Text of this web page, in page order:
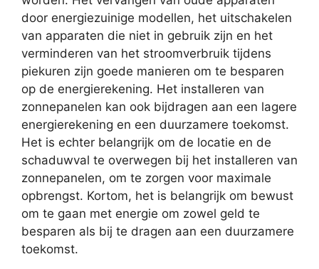
door energiezuinige modellen, het uitschakelen
van apparaten die niet in gebruik zijn en het
verminderen van het stroomverbruik tijdens
piekuren zijn goede manieren om te besparen
op de energierekening. Het installeren van
zonnepanelen kan ook bijdragen aan een lagere
energierekening en een duurzamere toekomst.
Het is echter belangrijk om de locatie en de
schaduwval te overwegen bij het installeren van
zonnepanelen, om te zorgen voor maximale
opbrengst. Kortom, het is belangrijk om bewust
om te gaan met energie om zowel geld te
besparen als bij te dragen aan een duurzamere
toekomst.